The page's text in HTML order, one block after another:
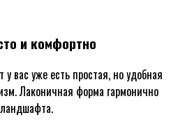
и комфортно
вас уже есть простая, но удобная
Лаконичная форма гармонично